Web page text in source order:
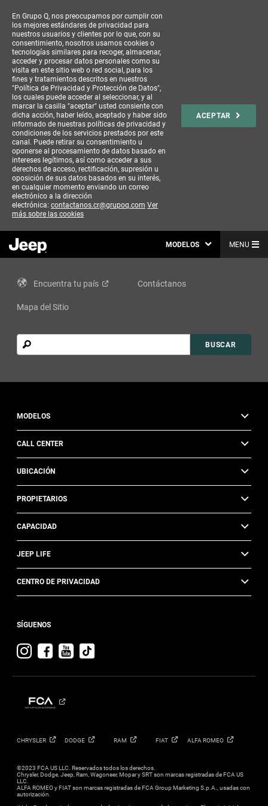
En Grupo Q, nos preocupamos por cumplir con
los mejores estándares de privacidad para
nuestros usuarios y clientes por lo que, con su
consentimiento, nosotros usamos cookies o
tecnologías similares para recoger, almacenar,
acceder y procesar datos personales como su
visita en este sitio web o red social, para los
fines y tratamientos descritos en nuestros
"Política de Privacidad y Protección de Datos",
los cuales puede acceder al seleccionar, y al
marcar la casilla "aceptar" usted consiente con
dicha acción, haber leído, aceptado y haber sido
informado de nuestras políticas de privacidad y
condiciones de los servicios prestados por este
canal. Puede retirar su consentimiento u
oponerse al procesamiento de datos basado en
intereses legítimos, así como acceder a sus
derechos de acceso, rectificación, supresión u
oposición de sus datos basados en su interés,
en cualquier momento enviando un correo
electrónico a la dirección
electrónica: contactanos.cr@grupoq.com Ver
más sobre las cookies
ACEPTAR
MODELOS MENU
Encuentra tu país Contáctanos
Mapa del Sitio
Buscar
BUSCAR
MODELOS
CALL CENTER
UBICACIÓN
PROPIETARIOS
CAPACIDAD
JEEP LIFE
CENTRO DE PRIVACIDAD
SÍGUENOS
Visit
on
Instagram
Visit
on
Facebook
Visit
on
CHRYSLER DODGE RAM FIAT ALFA ROMEO
©2023 FCA US LLC. Reservados todos los derechos.
Chrysler, Dodge, Jeep, Ram, Wagoneer, Mopar y SRT son marcas registradas de FCA US
LLC.
ALFA ROMEO y FIAT son marcas registradas de FCA Group Marketing S.p.A., usadas con
autorización.